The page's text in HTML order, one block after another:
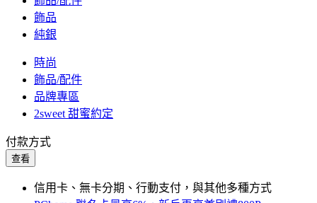
飾品
純銀
時尚
飾品/配件
品牌專區
2sweet 甜蜜約定
付款方式
查看
信用卡、無卡分期、行動支付，與其他多種方式